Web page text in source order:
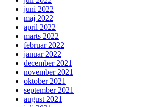
juni 2022
maj 2022
april 2022
marts 2022
februar 2022
januar 2022
december 2021
november 2021
oktober 2021
september 2021
august 2021